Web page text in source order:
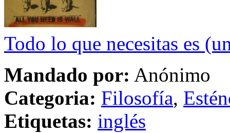
Todo lo que necesitas es
Mandado por: Anónimo
Categoria: Filosofía,
Etiquetas: inglés